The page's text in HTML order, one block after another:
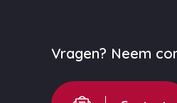
Vragen? Neem